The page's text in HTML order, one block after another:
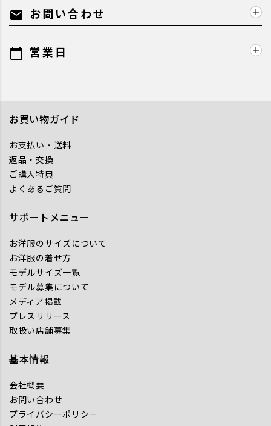
mail お問い合わせ
calendar_today 営業日
お買い物ガイド
お支払い・送料
返品・交換
ご購入特典
よくあるご質問
サポートメニュー
お洋服のサイズについて
お洋服の着せ方
モデルサイズ一覧
モデル募集について
メディア掲載
プレスリリース
取扱い店舗募集
基本情報
会社概要
お問い合わせ
プライバシーポリシー